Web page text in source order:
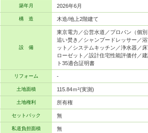
築年月 2026年6月
構 造 木造/地上2階建て
設 備
東京電力／公営水道／プロパン（個
追い焚き／シャンプードレッサー／
ット／システムキッチン／浄水器／
ローゼット／設計住宅性能評価付／
ト35適合証明書
リフォーム -
土地面積 115.84ｍ²(実測)
土地権利 所有権
セットバック 無
私道負担面積 無